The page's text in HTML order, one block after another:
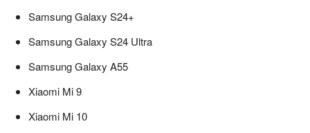
Samsung Galaxy S24+
Samsung Galaxy S24 Ultra
Samsung Galaxy A55
Xiaomi Mi 9
Xiaomi Mi 10